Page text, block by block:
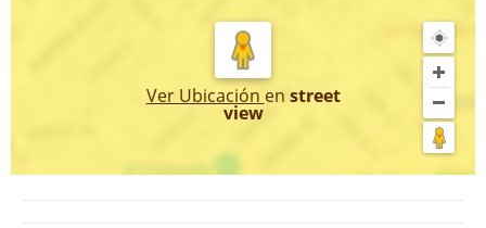
Ver Ubicación en street
view